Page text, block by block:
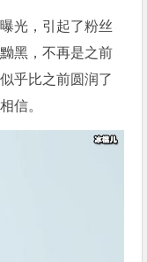
光，引起了粉丝
黑，不再是之前
乎比之前圆润了
信。